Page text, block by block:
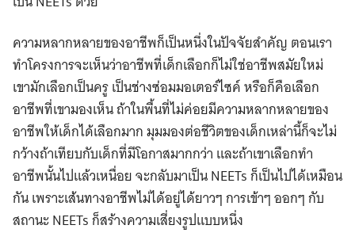
ความหลากหลายของอาชีพก็เป็นหนึ่งในปัจจัยสําคัญ ตอนเรา
ทำโครงการจะเห็นว่าอาชีพที่เด็กเลือกก็ไม่ใช่อาชีพสมัยใหม่
เขามักเลือกเป็นครู เป็นช่างซ่อมมอเตอร์ไซค์ หรือก็คือเลือก
อาชีพที่เขามองเห็น ถ้าในพื้นที่ไม่ค่อยมีความหลากหลายของ
อาชีพให้เด็กได้เลือกมาก มุมมองต่อชีวิตของเด็กเหล่านี้ก็จะไม่
กว้างถ้าเทียบกับเด็กที่มีโอกาสมากกว่า และถ้าเขาเลือกทำ
อาชีพนั้นไปแล้วเหนื่อย จะกลับมาเป็น NEETs ก็เป็นไปได้เหมือน
กัน เพราะเส้นทางอาชีพไม่ได้อยู่ได้ยาวๆ การเข้าๆ ออกๆ กับ
สถานะ NEETs ก็สร้างความเสี่ยงรูปแบบหนึ่ง